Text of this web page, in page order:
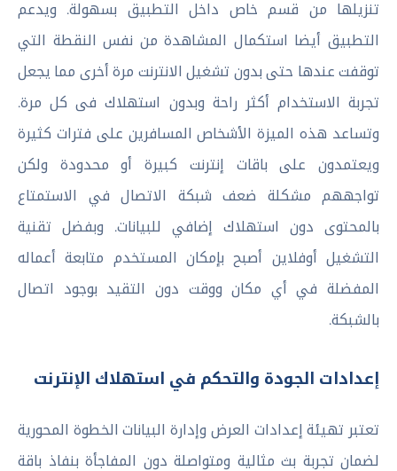
تنزيلها من قسم خاص داخل التطبيق بسهولة. ويدعم
التطبيق أيضا استكمال المشاهدة من نفس النقطة التي
توقفت عندها حتى بدون تشغيل الانترنت مرة أخرى مما يجعل
تجربة الاستخدام أكثر راحة وبدون استهلاك فى كل مرة.
وتساعد هذه الميزة الأشخاص المسافرين على فترات كثيرة
ويعتمدون على باقات إنترنت كبيرة أو محدودة ولكن
تواجههم مشكلة ضعف شبكة الاتصال في الاستمتاع
بالمحتوى دون استهلاك إضافي للبيانات. وبفضل تقنية
التشغيل أوفلاين أصبح بإمكان المستخدم متابعة أعماله
المفضلة في أي مكان ووقت دون التقيد بوجود اتصال
بالشبكة.
إعدادات الجودة والتحكم في استهلاك الإنترنت
تعتبر تهيئة إعدادات العرض وإدارة البيانات الخطوة المحورية
لضمان تجربة بث مثالية ومتواصلة دون المفاجأة بنفاذ باقة